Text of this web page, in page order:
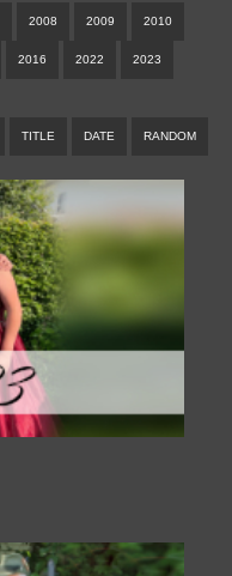
2008 2009 2010
2016 2022 2023
TITLE DATE RANDOM